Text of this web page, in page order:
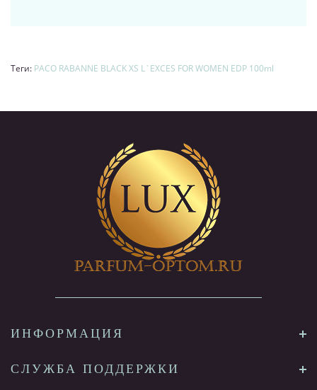
Теги: PACO RABANNE BLACK XS L`EXCES FOR WOMEN EDP 100ml
ИНФОРМАЦИЯ
СЛУЖБА ПОДДЕРЖКИ